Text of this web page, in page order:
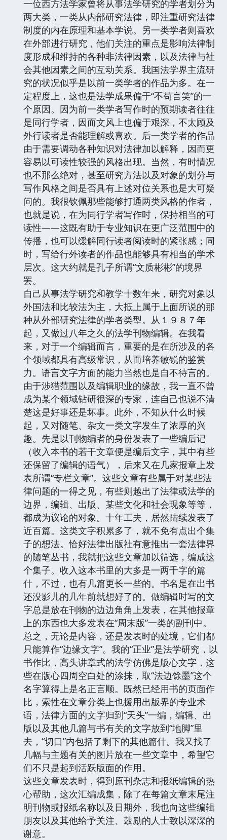
一位西方法学家曾将从事法学研究的学者划分为
两大类，一类从内部研究法律，即注重研究法律
制度的内在原理和基本学说。另一类学者则喜欢
在外部进行研究，他们关注的重点是影响法律制
度形成和维持的各种非法律因素，以及法律与社
会其他因素之间的互动关系。我国法学界主流研
究的状况似乎是以前一类学者的作品为多。在一
定程度上，这也是法学成果偏于“不苟言笑”的一
个原因。因为前一类学者写作时的预期读者往往
是同行学者，因而文风上也偏于艰深，不太顾及
外行读者是否能理解或喜欢。后一类学者的作品
由于需要调动各种知识对法律加以解释，因而更
容易以可读性较强的风格出现。当然，有时情况
也不那么绝对，甚至研究方法以及对象的划分与
写作风格之间是否具有上述对位关系也是大可疑
问的。我很钦佩那些能够打通两类风格的作者，
也就是说，在为同行学者写作时，保持相当的可
读性——这既有助于专业知识在更广泛范围中的
传播，也可以缓解同行读者阅读时的紧张感；同
时，写给行外读者的作品也能够具有相当的学术
层次。这大约就是孔子所谓“文质彬彬”的境界
罢。
自己从事法学研究和教学十数年来，研究对象以
外国法和比较法为主，大抵上属于上面所说的那
种从外部研究法律的学者类型。从１９８７年
起，又做过八年之久的法学刊物编辑。在我看
来，对于一个编辑而言，重要的是在所涉及的各
个领域都具有高级常识，从而培养敏锐的鉴赏
力。语言文字方面的能力当然也是自不待言的。
由于涉猎范围以及编辑职业的缘故，我一直不曾
成为某个领域钻研很深的专家，连自己也说不清
楚这是好事还是坏事。此外，不知从什么时候
起，又对随笔、杂文一类文字发生了浓厚的兴
趣。先是以刊物编者的身份发表了一些编后记
（收入本书的若干文章便是编后文字，其中有些
还保留了编辑的语气），后来又在几家报章上发
表所谓“专栏文章”。这些文章有些属于对某些法
律问题的一得之见，有些则越出了法律或法学的
边界，编辑、出版、某些文化和社会现象等等，
都成为议论的对象。十年工夫，居然陆续发表了
近百篇。这类文字积累多了，就不免有点出个集
子的想法。恰好法律出版社有意推出一套法律界
的随笔丛书，我就把这些文章加以筛选，编成这
个集子。收入这本书里的大多是一两千字的篇
什，不过，也有几篇更长一些的。书名是在出书
还没影儿的几年前就想好了的。做编辑时写的文
字总是放在刊物的边边角角上发表，在其他报章
上的东西也大多发表在“周末版”一类的副刊中。
总之，无论是内容，还是发表时的处境，它们都
只能算作“边缘文字”。我的“正业”是法学研究，以
书作比，高头讲章式的法学仿佛是版心文字，这
些在版心四周空白处的涂抹，取“法边馀墨”这个
名字算得上是名正言顺。既然已经用书的页面作
比，索性在文章分类上也援用出版界的专业术
语，法律方面的文字归到“天头”一编，编辑、出
版以及其他几篇与书有关的文字放到“地脚”里
去，“切口”内包括了剩下的其他篇什。我又找了
几幅与主题有关的图片放在一些文章中，希望它
们不只是起到活跃版面的作用。
这些文章发表时，得到原刊杂志和报纸编辑的热
心帮助，这次汇编成集，除了在每篇文章末尾注
明刊物或报纸名称以及日期外，我也向这些编辑
朋友以及其他给予关注、鼓励的人士致以深深的
谢意。